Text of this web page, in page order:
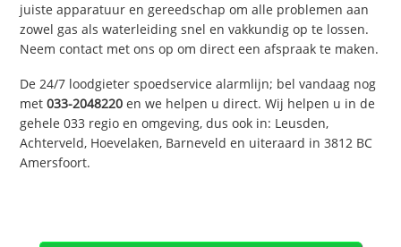
juiste apparatuur en gereedschap om alle problemen aan
zowel gas als waterleiding snel en vakkundig op te lossen.
Neem contact met ons op om direct een afspraak te maken.
De 24/7 loodgieter spoedservice alarmlijn; bel vandaag nog
met033-2048220 en we helpen u direct. Wij helpen u in de
gehele 033 regio en omgeving, dus ook in: Leusden,
Achterveld, Hoevelaken, Barneveld en uiteraard in 3812 BC
Amersfoort.